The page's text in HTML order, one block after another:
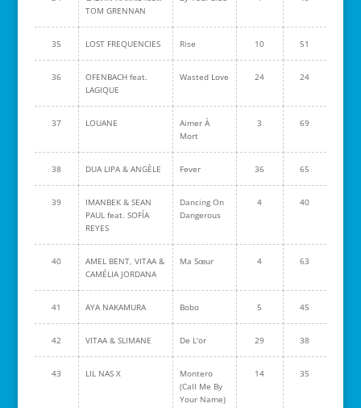
TOM GRENNAN
35 LOST FREQUENCIES Rise 10 51
36
OFENBACH feat.
LAGIQUE
Wasted Love 24 24
37 LOUANE
Aimer À
Mort
3 69
38 DUA LIPA & ANGÈLE Fever 36 65
39
IMANBEK & SEAN
PAUL feat. SOFÍA
REYES
Dancing On
Dangerous
4 40
40
AMEL BENT, VITAA &
CAMÉLIA JORDANA
Ma Sœur 4 63
41 AYA NAKAMURA Bobo 5 45
42 VITAA & SLIMANE De L'or 29 38
43 LIL NAS X
Montero
(Call Me By
Your Name)
14 35